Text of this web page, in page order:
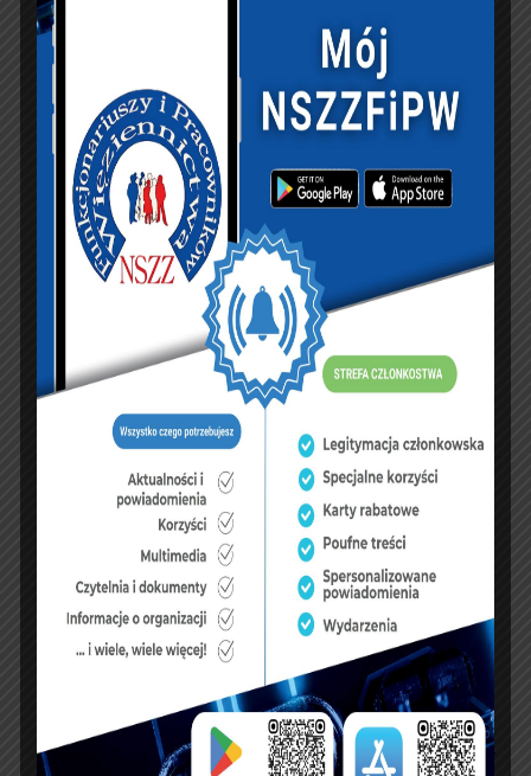
PREVIOUS ARTICLE
Obowiązkowe
szczepienie dla służb
mundurowych
[AKTUALIZACJA]
NEXT ARTICLE
Pismo Zarządu
Głównego NSZZFiPW
do Ministra
Sprawiedliwości ws.
reorganizacji OISW.
KSIĘGA GOŚCI: